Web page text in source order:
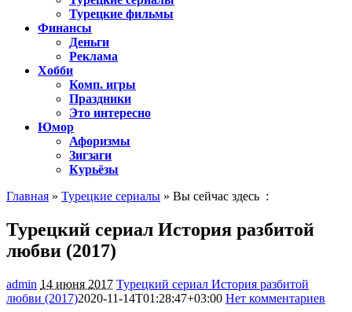
Турецкие фильмы
Финансы
Деньги
Реклама
Хобби
Комп. игры
Праздники
Это интересно
Юмор
Афоризмы
Зигзаги
Курьёзы
Главная » Турецкие сериалы » Вы сейчас здесь :
Турецкий сериал История разбитой
любви (2017)
admin 14 июня 2017 Турецкий сериал История разбитой
любви (2017)2020-11-14T01:28:47+03:00 Нет комментариев